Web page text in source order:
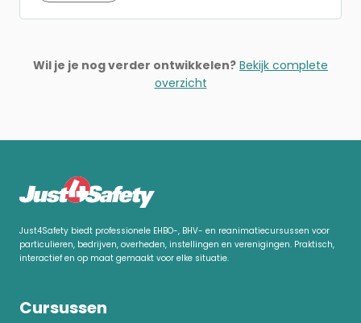
Wil je je nog verder ontwikkelen? Bekijk complete
overzicht
Just4Safety biedt professionele EHBO-, BHV- en reanimatiecursussen voor
particulieren, bedrijven, overheden, instellingen en verenigingen. Praktisch,
interactief en op maat gemaakt voor elke situatie.
Cursussen